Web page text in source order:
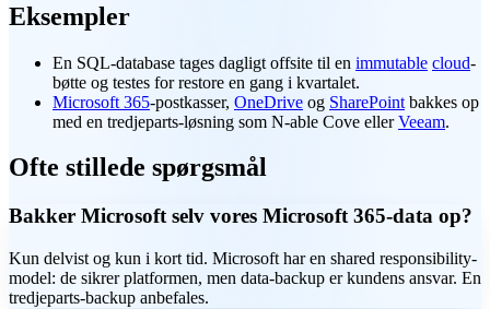
Eksempler
En SQL-database tages dagligt offsite til en immutable cloud-
bøtte og testes for restore en gang i kvartalet.
Microsoft 365-postkasser, OneDrive og SharePoint bakkes op
med en tredjeparts-løsning som N-able Cove ellerVeeam.
Ofte stillede spørgsmål
Bakker Microsoft selv vores Microsoft 365-data op?
Kun delvist og kun i kort tid. Microsoft har en shared responsibility-
model: de sikrer platformen, men data-backup er kundens ansvar. En
tredjeparts-backup anbefales.